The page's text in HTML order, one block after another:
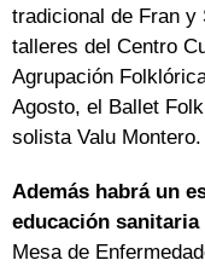
tradicional de Fran y
talleres del Centro
Agrupación
Agosto, el Ballet
solista Valu Montero.
Además habrá un
educación
Mesa de